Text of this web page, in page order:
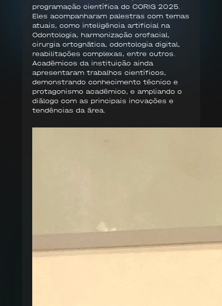
programação científica do CORIG 2025.
Eles acompanharam palestras com temas
atuais, como inteligência artificial na
Odontologia, harmonização orofacial,
cirurgia ortognática, odontologia digital,
reabilitações complexas, entre outros.
Acadêmicos da instituição ainda
apresentaram trabalhos científicos,
demonstrando conhecimento técnico e
protagonismo acadêmico, e ampliando o
diálogo com as principais inovações e
tendências da área.